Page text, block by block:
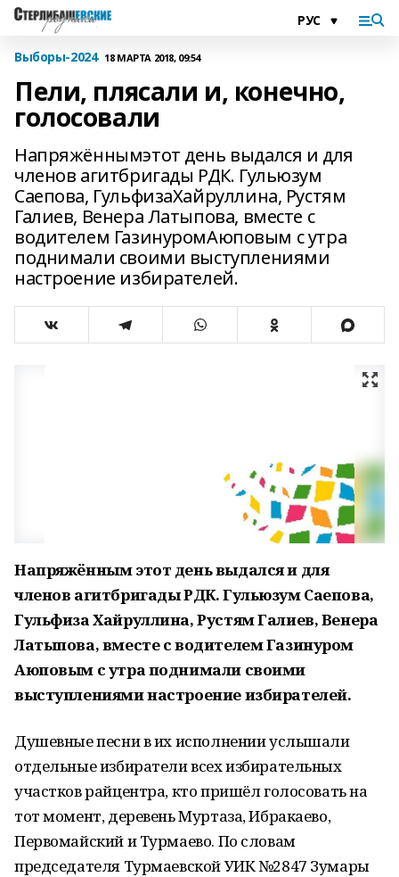
Выборы-2024 18 МАРТА 2018, 09:54
Пели, плясали и, конечно,
голосовали
Напряжённымэтот день выдался и для
членов агитбригады РДК. Гульюзум
Саепова, ГульфизаХайруллина, Рустям
Галиев, Венера Латыпова, вместе с
водителем ГазинуромАюповым с утра
поднимали своими выступлениями
настроение избирателей.
Напряжённым этот день выдался и для
членов агитбригады РДК. Гульюзум Саепова,
Гульфиза Хайруллина, Рустям Галиев, Венера
Латыпова, вместе с водителем Газинуром
Аюповым с утра поднимали своими
выступлениями настроение избирателей.
Душевные песни в их исполнении услышали
отдельные избиратели всех избирательных
участков райцентра, кто пришёл голосовать на
тот момент, деревень Муртаза, Ибракаево,
Первомайский и Турмаево. По словам
председателя Турмаевской УИК №2847 Зумары